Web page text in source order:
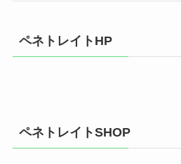
ペネトレイトHP
ペネトレイトSHOP